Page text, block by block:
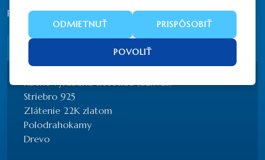
Počet hodnotení: 0/Napísať recenziu
Popis Recenzie (0)
Striebro 925
Zlátenie 22K zlatom
Polodrahokamy
Drevo
ODMIETNUŤ PRISPÔSOBIŤ
POVOLIŤ